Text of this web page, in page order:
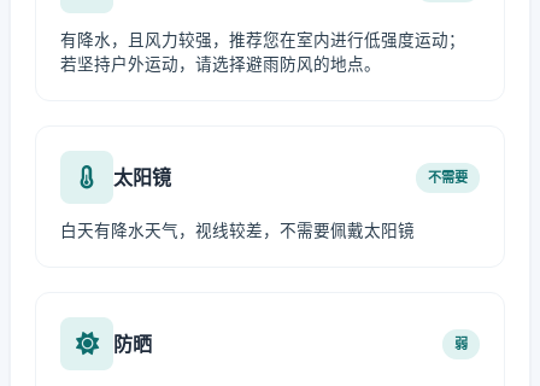
有降水，且风力较强，推荐您在室内进行低强度运动；
若坚持户外运动，请选择避雨防风的地点。
太阳镜 不需要
白天有降水天气，视线较差，不需要佩戴太阳镜
防晒 弱